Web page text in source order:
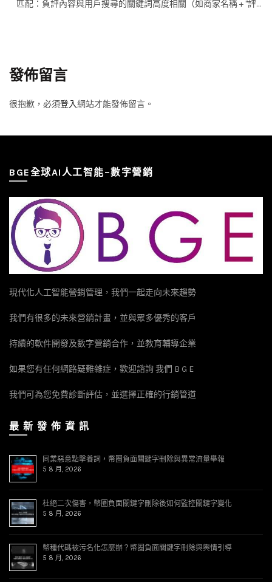
匹配：負評內容與用戶搜尋的關鍵詞高度相關（如商家名稱 + "評
發佈留言
很抱歉，必須登入網站才能發佈留言。
BGE全球AI人工智能–數字營銷
現代化人工智能營銷管理，我們一起走向未來趨勢
我們有很多的未來營銷計畫，並與眾多優秀的客戶
持續的軟件開發及數字營銷合作，並教育輔導企業
如果您有任何網路疑難雜症，歡迎諮詢 我們 B G E
我們可為您免費診斷評估，並選擇正確的行銷管道
最 新 發 佈 資 訊
同業惡意點擊養詞，幣圈負面關鍵字刪除與異常流量舉報
5 8 月, 2026
杜絕二次傷害，幣圈負面關鍵字刪除後如何監控關鍵字變化
5 8 月, 2026
幣種代碼被污名化怎麼辦？幣圈負面關鍵字刪除與輿情引導
5 8 月, 2026